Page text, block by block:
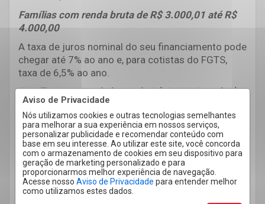
Aviso de Privacidade
Nós utilizamos cookies e outras tecnologias semelhantes
para melhorar a sua experiência em nossos serviços,
personalizar publicidade e recomendar conteúdo com
base em seu interesse. Ao utilizar este site, você concorda
com o armazenamento de cookies em seu dispositivo para
geração de marketing personalizado e para
proporcionarmos melhor experiência de navegação.
Acesse nosso Aviso de Privacidade para entender melhor
como utilizamos estes dados.
Famílias com renda bruta de R$ 3.000,01 até R$
4.000,00
A taxa de juros nominal do seu financiamento pode
chegar até 7% ao ano e, para cotistas do FGTS,
taxa de 6,5% ao ano.
Famílias com renda bruta de R$ 4.000,01 até R$
7.000,00
Para essas famílias, na aquisição da casa própria, é
disponibilizada taxa de juros nominal de 7,66% ao
ano e, para cotistas do FGTS, taxa de 7,16% ao
ano.
LEIA TAMBÉM: Quais são os tipos de
financiamento? Entenda cada um deles